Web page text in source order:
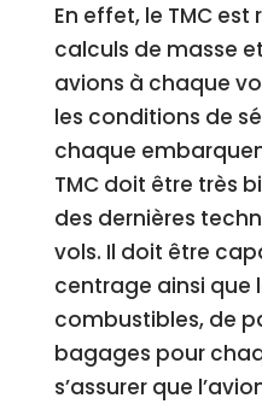
En effet, le TMC
calculs de masse
avions à chaque
les conditions de
chaque
TMC doit être très
des dernières
vols. Il doit être
centrage ainsi que
combustibles, de
bagages pour
s’assurer que